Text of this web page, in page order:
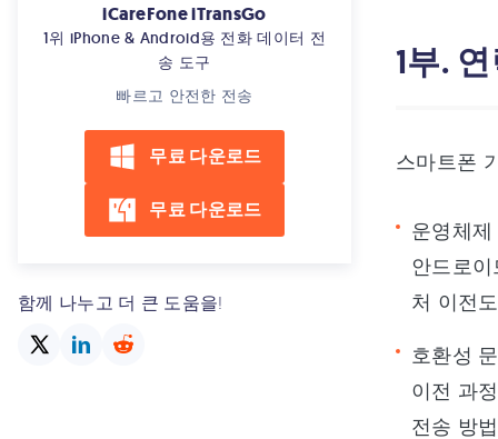
iCareFone iTransGo
1위 iPhone & Android용 전화 데이터 전
송 도구
빠르고 안전한 전송
무료 다운로드
무료 다운로드
함께 나누고 더 큰 도움을!
1부.
스마트폰
운영체
안드로
처 이전
호환성
이전 과
전송 방